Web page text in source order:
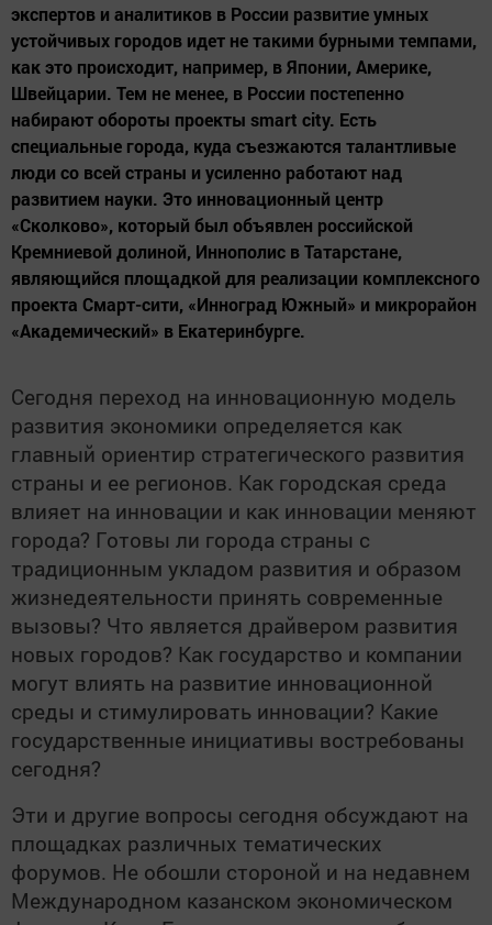
экспертов и аналитиков в России развитие умных
устойчивых городов идет не такими бурными темпами,
как это происходит, например, в Японии, Америке,
Швейцарии. Тем не менее, в России постепенно
набирают обороты проекты smart city. Есть
специальные города, куда съезжаются талантливые
люди со всей страны и усиленно работают над
развитием науки. Это инновационный центр
«Сколково», который был объявлен российской
Кремниевой долиной, Иннополис в Татарстане,
являющийся площадкой для реализации комплексного
проекта Смарт-сити, «Инноград Южный» и микрорайон
«Академический» в Екатеринбурге.
Сегодня переход на инновационную модель
развития экономики определяется как
главный ориентир стратегического развития
страны и ее регионов. Как городская среда
влияет на инновации и как инновации меняют
города? Готовы ли города страны с
традиционным укладом развития и образом
жизнедеятельности принять современные
вызовы? Что является драйвером развития
новых городов? Как государство и компании
могут влиять на развитие инновационной
среды и стимулировать инновации? Какие
государственные инициативы востребованы
сегодня?
Эти и другие вопросы сегодня обсуждают на
площадках различных тематических
форумов. Не обошли стороной и на недавнем
Международном казанском экономическом